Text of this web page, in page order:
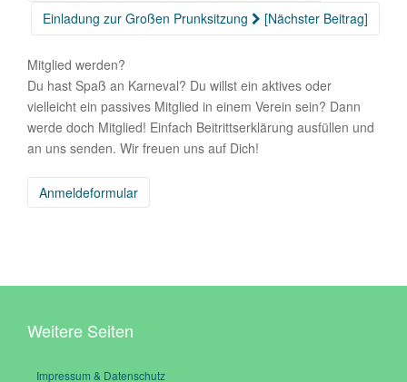
Einladung zur Großen Prunksitzung
[Nächster Beitrag]
Mitglied werden?
Du hast Spaß an Karneval? Du willst ein aktives oder
vielleicht ein passives Mitglied in einem Verein sein? Dann
werde doch Mitglied! Einfach Beitrittserklärung ausfüllen und
an uns senden. Wir freuen uns auf Dich!
Anmeldeformular
Weitere Seiten
Impressum & Datenschutz